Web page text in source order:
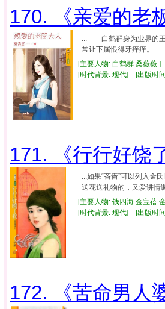
170. 《亲爱的老
... 白鹤群身为业界的
常让下属恨得牙痒痒。
[主要人物: 白鹤群 桑薇薇
[时代背景: 现代] [出版时
171. 《行行好饶
...如果“吝啬”可以列入
送花送礼物的，又爱讲情
[主要人物: 钱四海 金宝蓓
[时代背景: 现代] [出版时
172. 《苦命男人